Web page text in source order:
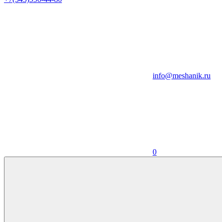
info@meshanik.ru
0